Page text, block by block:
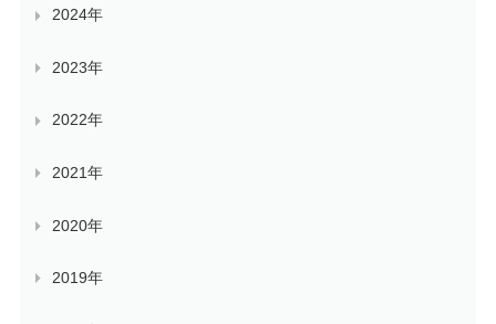
2024年
2023年
2022年
2021年
2020年
2019年